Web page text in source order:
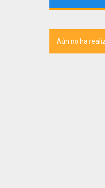
Aún no ha